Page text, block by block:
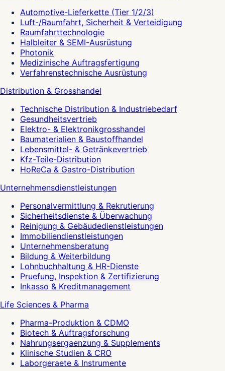
Automotive-Lieferkette (Tier 1/2/3)
Luft-/Raumfahrt, Sicherheit & Verteidigung
Raumfahrttechnologie
Halbleiter & SEMI-Ausrüstung
Photonik
Medizinische Auftragsfertigung
Verfahrenstechnische Ausrüstung
Distribution & Grosshandel
Technische Distribution & Industriebedarf
Gesundheitsvertrieb
Elektro- & Elektronikgrosshandel
Baumaterialien & Baustoffhandel
Lebensmittel- & Getränkevertrieb
Kfz-Teile-Distribution
HoReCa & Gastro-Distribution
Unternehmensdienstleistungen
Personalvermittlung & Rekrutierung
Sicherheitsdienste & Überwachung
Reinigung & Gebäudedienstleistungen
Immobiliendienstleistungen
Unternehmensberatung
Bildung & Weiterbildung
Lohnbuchhaltung & HR-Dienste
Pruefung, Inspektion & Zertifizierung
Inkasso & Kreditmanagement
Life Sciences & Pharma
Pharma-Produktion & CDMO
Biotech & Auftragsforschung
Nahrungsergaenzung & Supplements
Klinische Studien & CRO
Laborgeraete & Instrumente